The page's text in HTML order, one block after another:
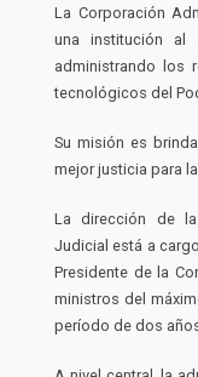
La Corporación
una institución al
administrando los
tecnológicos del
Su misión es
mejor justicia para
La dirección de la
Judicial está a
Presidente de la
ministros del
período de dos